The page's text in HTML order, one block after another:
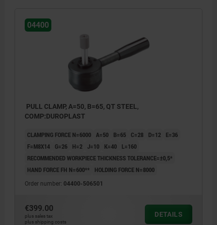
04400
PULL CLAMP, A=50, B=65, QT STEEL,
COMP:DUROPLAST
CLAMPING FORCE N=6000 A=50 B=65 C=28 D=12
E=36
F=M8X14
G=26 H=2 J=10 K=40
L=160
RECOMMENDED WORKPIECE THICKNESS TOLERANCE=±0,5*
HAND FORCE FH N=600**
HOLDING FORCE N=8000
Order number: 04400-506501
€399.00
plus sales tax
plus shipping costs
DETAILS